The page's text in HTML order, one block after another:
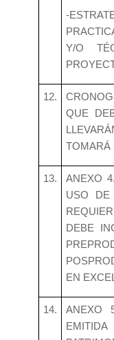
-
Y/O
12.
QUE
TOMARÁ
13.
ANEXO
USO DE
DEBE
EN
14.
ANEXO